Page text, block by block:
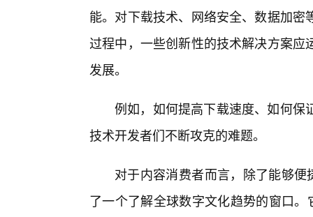
能。对下载技术、网络安全、数据加
过程中，一些创新性的技术解决方案
发展。
例如，如何提高下载速度、如何保
技术开发者们不断攻克的难题。
对于内容消费者而言，除了能够便
了一个了解全球数字文化趋势的窗口